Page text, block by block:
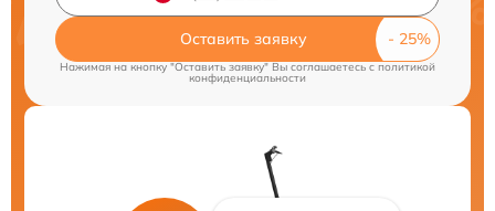
Оставить заявку
Нажимая на кнопку "Оставить заявку" Вы соглашаетесь c политикой
конфиденциальности